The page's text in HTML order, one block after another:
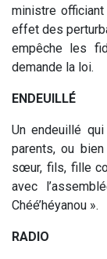
ministre officiant
effet des
empêche les
demande la loi.
ENDEUILLÉ
Un endeuillé
parents, ou
sœur, fils, fille
avec
Chéé’héyanou ».
RADIO